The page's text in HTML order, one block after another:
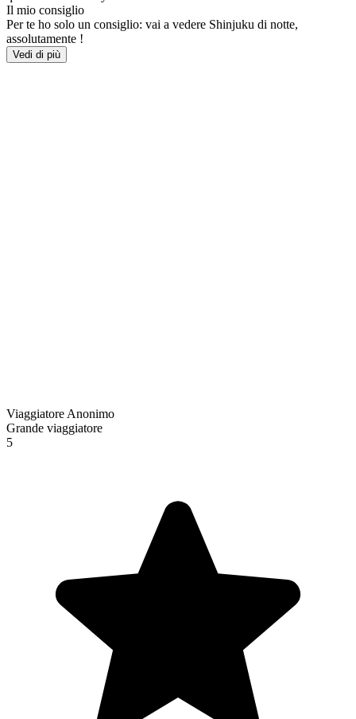
Il mio consiglio
Per te ho solo un consiglio: vai a vedere Shinjuku di notte,
assolutamente !
Vedi di più
Viaggiatore Anonimo
Grande viaggiatore
5